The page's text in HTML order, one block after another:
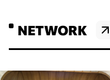
NETWORK